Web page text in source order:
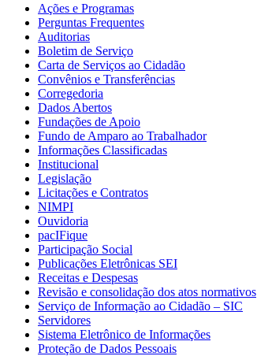
Ações e Programas
Perguntas Frequentes
Auditorias
Boletim de Serviço
Carta de Serviços ao Cidadão
Convênios e Transferências
Corregedoria
Dados Abertos
Fundações de Apoio
Fundo de Amparo ao Trabalhador
Informações Classificadas
Institucional
Legislação
Licitações e Contratos
NIMPI
Ouvidoria
pacIFique
Participação Social
Publicações Eletrônicas SEI
Receitas e Despesas
Revisão e consolidação dos atos normativos
Serviço de Informação ao Cidadão – SIC
Servidores
Sistema Eletrônico de Informações
Proteção de Dados Pessoais